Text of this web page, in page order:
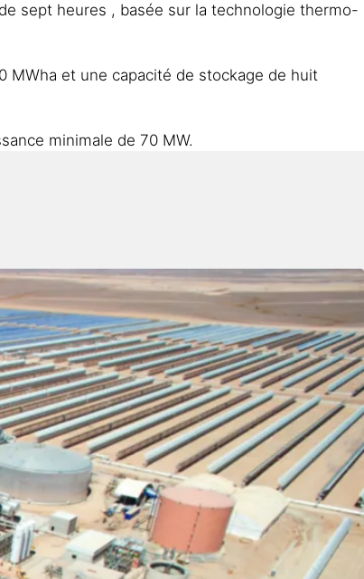
sept heures , basée sur la technologie thermo-
MWha et une capacité de stockage de huit
minimale de 70 MW.